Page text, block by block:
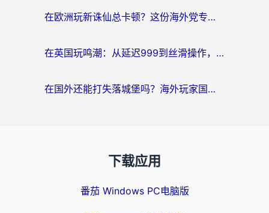
在欧洲玩新诛仙总卡顿？这份海外党专属加速器指南帮你解决延迟难题
在英国玩鸣潮：从延迟999到丝滑操作，我是怎么做到的？
在国外还能打失落城堡吗？海外玩家国服游戏加速终极指南（附北美玩online加速器下载技巧）
下载应用
番茄 Windows PC电脑版